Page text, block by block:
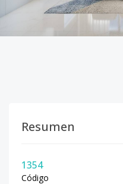
Resumen
1354
Código